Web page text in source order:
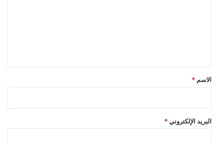
*
الاسم *
البريد الإلكتروني *